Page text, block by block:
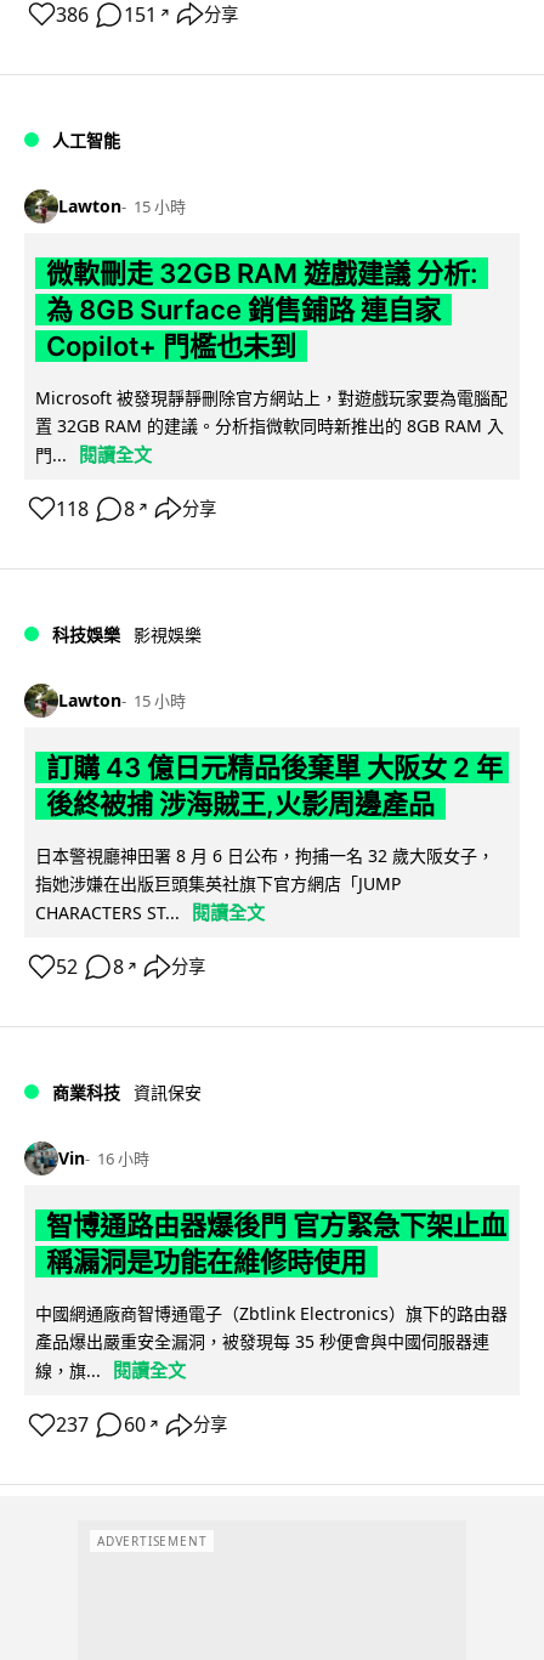
386 151 ↗ 分享
人工智能
Lawton 15 小時
微軟刪走 32GB RAM 遊戲建議 分析:
為 8GB Surface 銷售鋪路 連自家
Copilot+ 門檻也未到
Microsoft 被發現靜靜刪除官方網站上，對遊戲玩家要為電腦配
置 32GB RAM 的建議。分析指微軟同時新推出的 8GB RAM 入
門...
閱讀全文
118 8 ↗ 分享
科技娛樂 影視娛樂
Lawton 15 小時
訂購 43 億日元精品後棄單 大阪女 2 年
後終被捕 涉海賊王,火影周邊產品
日本警視廳神田署 8 月 6 日公布，拘捕一名 32 歲大阪女子，
指她涉嫌在出版巨頭集英社旗下官方網店「JUMP
CHARACTERS ST...
閱讀全文
52 8 ↗ 分享
商業科技 資訊保安
Vin 16 小時
智博通路由器爆後門 官方緊急下架止血
稱漏洞是功能在維修時使用
中國網通廠商智博通電子（Zbtlink Electronics）旗下的路由器
產品爆出嚴重安全漏洞，被發現每 35 秒便會與中國伺服器連
線，旗...
閱讀全文
237 60 ↗ 分享
ADVERTISEMENT